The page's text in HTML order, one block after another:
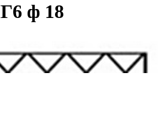
ф 18